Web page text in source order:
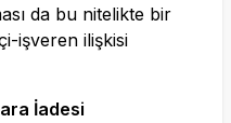
da bu nitelikte bir
işveren ilişkisi
İadesi